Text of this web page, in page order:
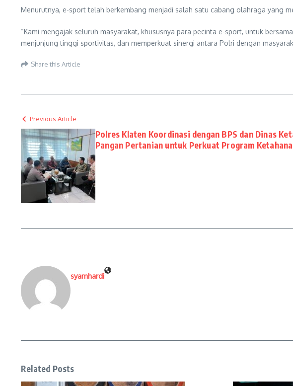
Menurutnya, e-sport telah berkembang menjadi salah satu cabang olahraga yang
“Kami mengajak seluruh masyarakat, khususnya para pecinta e-sport, untuk
menjunjung tinggi sportivitas, dan memperkuat sinergi antara Polri dengan
Share this Article
Previous Article
Polres Klaten Koordinasi dengan BPS dan Dinas
Pangan Pertanian untuk Perkuat Program
syamhardi
Related Posts